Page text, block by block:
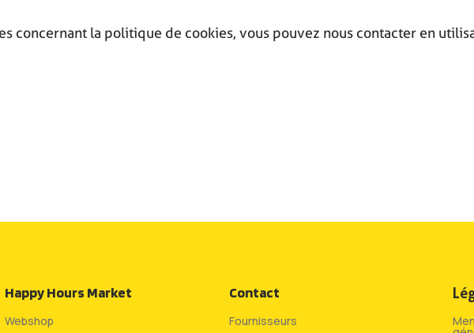
concernant la politique de cookies, vous pouvez nous contacter en
Happy Hours Market
Webshop
Contact
Fournisseurs